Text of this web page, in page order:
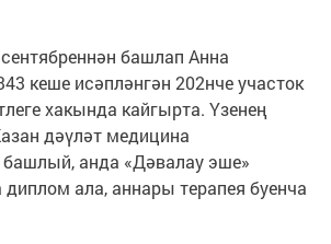
башлап Анна
кеше исәпләнгән 202нче участок
хакында кайгырта. Үзенең
дәүләт медицина
анда «Дәвалау эше»
диплом ала, аннары терапея буенча